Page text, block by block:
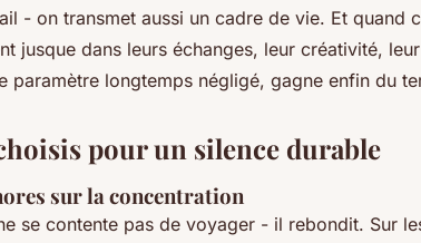
- on transmet aussi un cadre de vie. Et quand
jusque dans leurs échanges, leur créativité,
paramètre longtemps négligé, gagne enfin du
pour un silence durable
sur la concentration
se contente pas de voyager - il rebondit. Sur